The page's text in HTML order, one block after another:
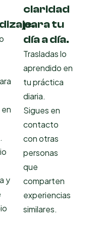
y
claridad
para tu
día a día.
Trasladas lo
aprendido en
tu práctica
diaria.
Sigues en
contacto
con otras
personas
que
comparten
experiencias
similares.